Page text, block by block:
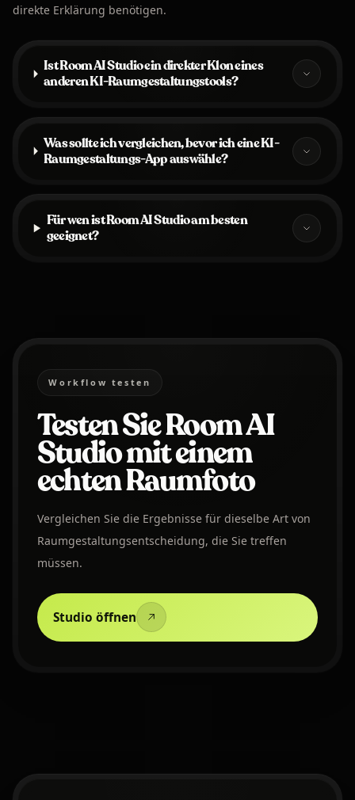
direkte Erklärung benötigen.
Ist Room AI Studio ein direkter Klon eines
anderen KI-Raumgestaltungstools?
Was sollte ich vergleichen, bevor ich eine KI-
Raumgestaltungs-App auswähle?
Für wen ist Room AI Studio am besten
geeignet?
Workflow testen
Testen Sie Room AI
Studio mit einem
echten Raumfoto
Vergleichen Sie die Ergebnisse für dieselbe Art von
Raumgestaltungsentscheidung, die Sie treffen
müssen.
Studio öffnen